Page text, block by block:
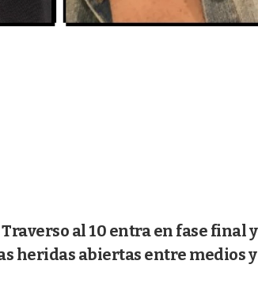
al 10 entra en fase final y
heridas abiertas entre medios y